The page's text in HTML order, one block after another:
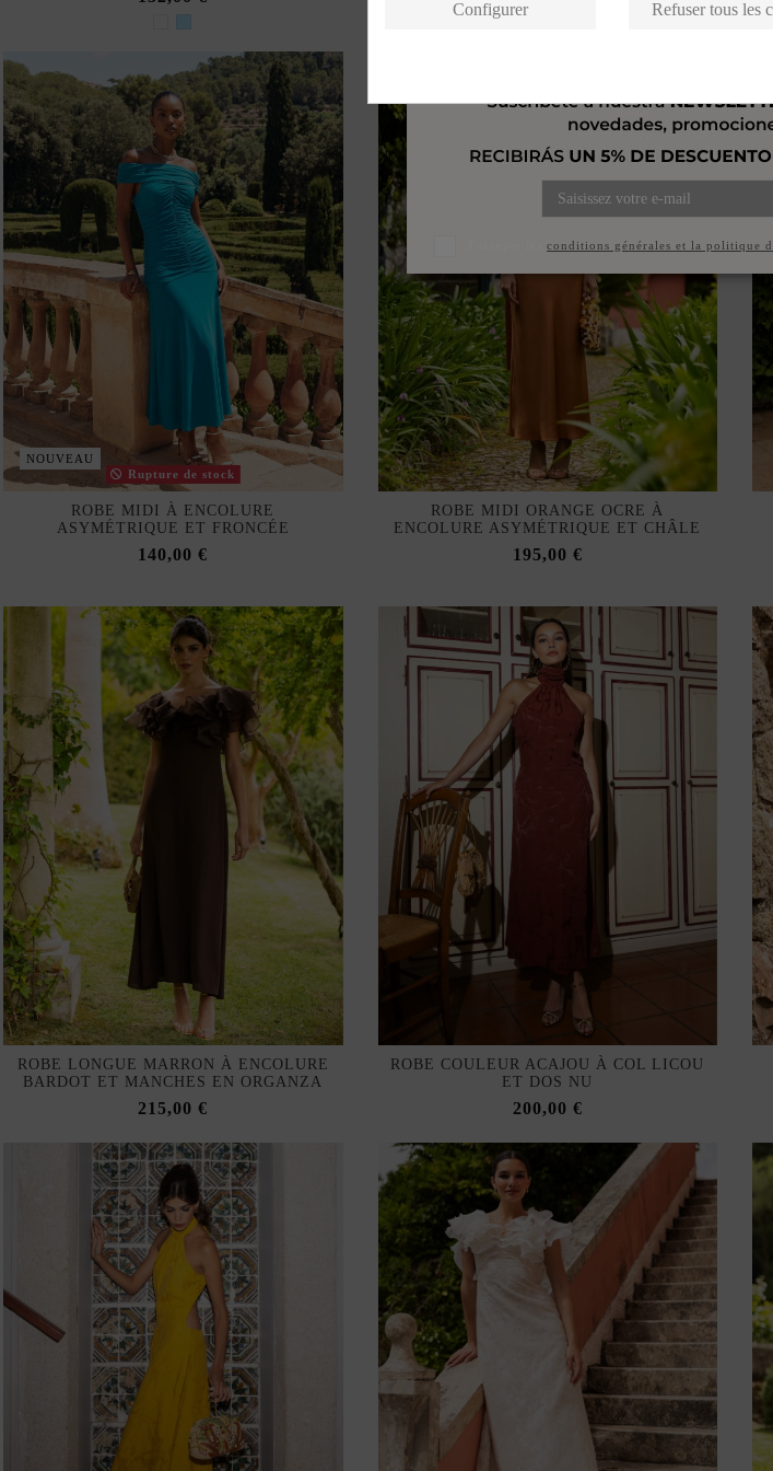
NOUVEAU
Rupture de stock
ROBE MIDI À ENCOLURE
ASYMÉTRIQUE ET FRONCÉE
140,00 €
ROBE MIDI ORANGE OCRE À
ENCOLURE ASYMÉTRIQUE ET CHÂLE
195,00 €
ROBE LONGUE MARRON À ENCOLURE
BARDOT ET MANCHES EN ORGANZA
215,00 €
ROBE COULEUR ACAJOU À COL LICOU
ET DOS NU
200,00 €
conditions générales et la politique
Refuser tous les
Configurer